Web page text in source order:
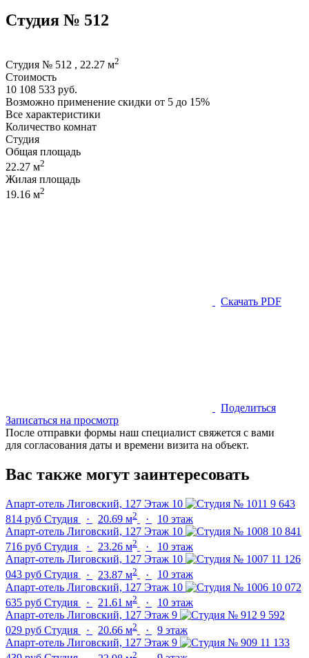
Студия № 512
Студия № 512 , 22.27 м2
Стоимость
10 108 533 руб.
Возможно применение скидки от 5 до 15%
Все характеристики
Количество комнат
Студия
Общая площадь
22.27 м2
Жилая площадь
19.16 м2
Скачать PDF
Поделиться
Записаться на просмотр
После отправки формы наш специалист свяжется с вами
для согласования даты и времени визита на объект.
Вас также могут заинтересовать
Апарт-отель Лиговский, 127 Этаж 10
9 643
814 руб Студия · 20.69 м2 ·
10 этаж
Апарт-отель Лиговский, 127 Этаж 10
10 841
716 руб Студия · 23.26 м2 ·
10 этаж
Апарт-отель Лиговский, 127 Этаж 10
11 126
043 руб Студия · 23.87 м2 ·
10 этаж
Апарт-отель Лиговский, 127 Этаж 10
10 072
635 руб Студия · 21.61 м2 ·
10 этаж
Апарт-отель Лиговский, 127 Этаж 9
9 592
029 руб Студия · 20.66 м2 ·
9 этаж
Апарт-отель Лиговский, 127 Этаж 9
11 133
2